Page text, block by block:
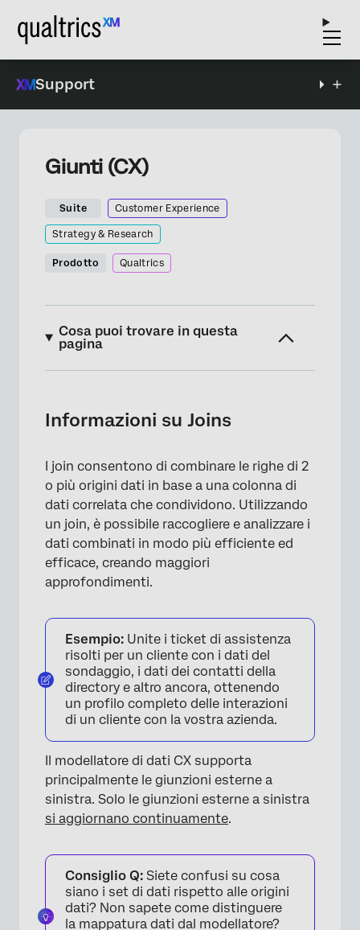
Support
Giunti (CX)
Suite Customer Experience
Strategy & Research
Prodotto Qualtrics
Cosa puoi trovare in questa
pagina
Chiavi di accesso
Capire le giunzioni interne
Capire le giunzioni esterne complete
Creazione di join
Utilizzo delle giunzioni ausiliarie
Evitare le giunzioni concatenate
FAQs
Informazioni su Joins
I join consentono di combinare le righe di 2
o più origini dati in base a una colonna di
dati correlata che condividono. Utilizzando
un join, è possibile raccogliere e analizzare i
dati combinati in modo più efficiente ed
efficace, creando maggiori
approfondimenti.
Esempio: Unite i ticket di assistenza
risolti per un cliente con i dati del
sondaggio, i dati dei contatti della
directory e altro ancora, ottenendo
un profilo completo delle interazioni
di un cliente con la vostra azienda.
Il modellatore di dati CX supporta
principalmente le giunzioni esterne a
sinistra. Solo le giunzioni esterne a sinistra
si aggiornano continuamente.
Consiglio Q: Siete confusi su cosa
siano i set di dati rispetto alle origini
dati? Non sapete come distinguere
la mappatura dati dal modellatore?